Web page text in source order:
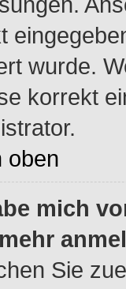
wurde.
korrekt
oben
mich
Sie